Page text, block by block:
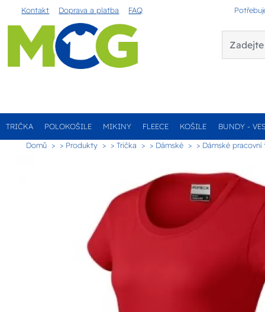
Kontakt Doprava a platba FAQ
TRIČKA POLOKOŠILE MIKINY FLEECE KOŠILE BUNDY -
Domů > Produkty > Trička > Dámské > Dámské